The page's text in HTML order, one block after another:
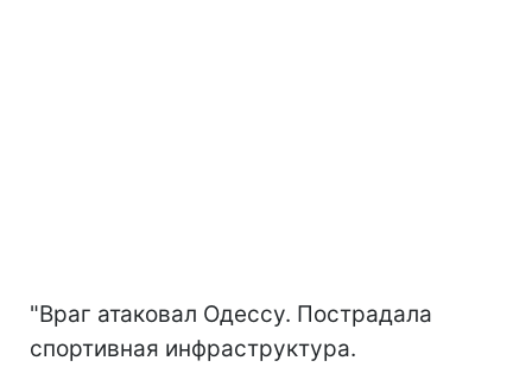
"Враг атаковал Одессу. Пострадала
спортивная инфраструктура.